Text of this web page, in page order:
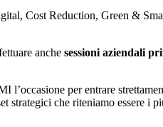
Cost Reduction, Green &
anche sessioni aziendali
l’occasione per entrare
che riteniamo essere i